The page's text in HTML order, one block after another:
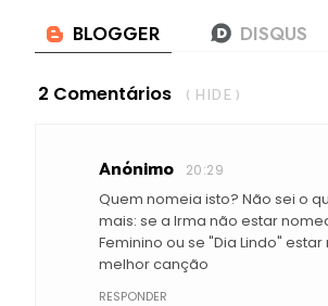
2 Comentários ( HIDE )
Anónimo 20:29
Quem nomeia isto? Não sei o
mais: se a Irma não estar
Feminino ou se "Dia Lindo"
melhor canção
RESPONDER